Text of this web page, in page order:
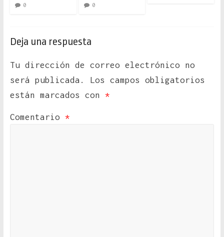
0 0
Deja una respuesta
Tu dirección de correo electrónico no
será publicada.
Los campos obligatorios
están marcados con *
Comentario *